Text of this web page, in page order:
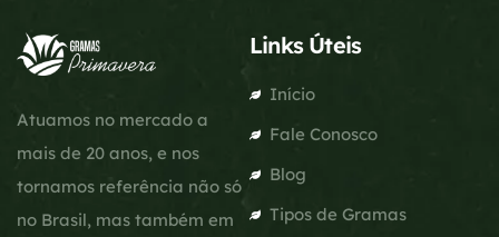
Atuamos no mercado a
mais de 20 anos, e nos
tornamos referência não só
no Brasil, mas também em
Links Úteis
Início
Fale Conosco
Blog
Tipos de Gramas